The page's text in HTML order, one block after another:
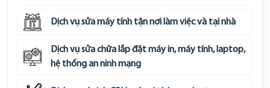
Dịch vụ sửa máy tính tận nơi làm việc và tại nhà
Dịch vụ sửa chữa lắp đặt máy in, máy tính, laptop,
hệ thống an ninh mạng